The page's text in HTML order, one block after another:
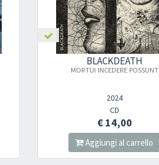
BLACKDEATH
MORTUI INCEDERE POSSUNT
2024
CD
€ 14,00
Aggiungi al carrello